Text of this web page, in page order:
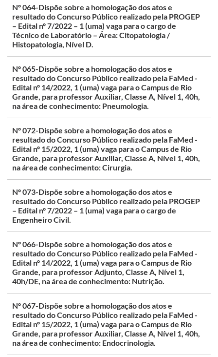
Nº 064-Dispõe sobre a homologação dos atos e
resultado do Concurso Público realizado pela PROGEP
– Edital nº 7/2022 – 1 (uma) vaga para o cargo de
Técnico de Laboratório – Área: Citopatologia /
Histopatologia, Nível D.
Nº 065-Dispõe sobre a homologação dos atos e
resultado do Concurso Público realizado pela FaMed -
Edital nº 14/2022, 1 (uma) vaga para o Campus de Rio
Grande, para professor Auxiliar, Classe A, Nível 1, 40h,
na área de conhecimento: Pneumologia.
Nº 072-Dispõe sobre a homologação dos atos e
resultado do Concurso Público realizado pela FaMed -
Edital nº 15/2022, 1 (uma) vaga para o Campus de Rio
Grande, para professor Auxiliar, Classe A, Nível 1, 40h,
na área de conhecimento: Cirurgia.
Nº 073-Dispõe sobre a homologação dos atos e
resultado do Concurso Público realizado pela PROGEP
– Edital nº 7/2022 – 1 (uma) vaga para o cargo de
Engenheiro Civil.
Nº 066-Dispõe sobre a homologação dos atos e
resultado do Concurso Público realizado pela FaMed -
Edital nº 14/2022, 1 (uma) vaga para o Campus de Rio
Grande, para professor Adjunto, Classe A, Nível 1,
40h/DE, na área de conhecimento: Nutrição.
Nº 067-Dispõe sobre a homologação dos atos e
resultado do Concurso Público realizado pela FaMed -
Edital nº 15/2022, 1 (uma) vaga para o Campus de Rio
Grande, para professor Auxiliar, Classe A, Nível 1, 40h,
na área de conhecimento: Endocrinologia.